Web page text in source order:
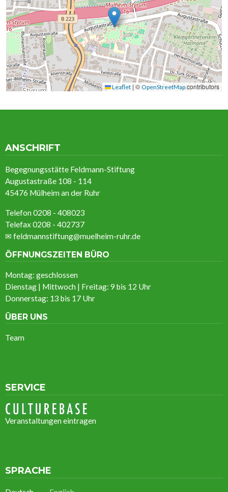
Leaflet | © OpenStreetMapcontributors
ANSCHRIFT
Begegnungsstätte Feldmann-Stiftung
Augustastraße 108 - 114
45476 Mülheim an der Ruhr
Telefon 0208 - 408023
Telefax 0208 - 402737
✉ feldmannstiftung@muelheim-ruhr.de
ÖFFNUNGSZEITEN BÜRO
Montag: geschlossen
Dienstag | Mittwoch | Freitag: 9 bis 12 Uhr
Donnerstag: 13 bis 17 Uhr
ÜBER UNS
Team
SERVICE
Veranstaltungen eintragen
SPRACHE